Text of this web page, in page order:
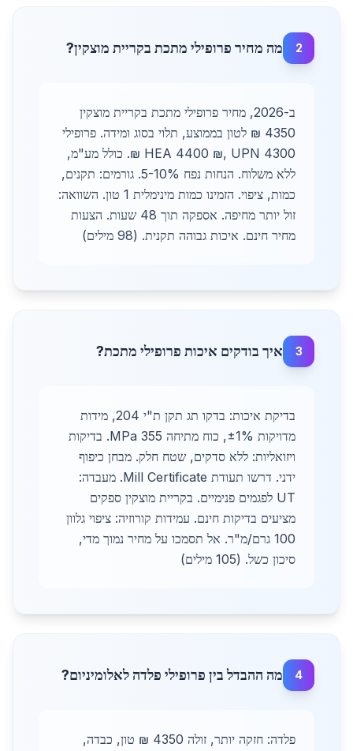
2 מה מחיר פרופילי מתכת בקריית מוצקין?
ב-2026, מחיר פרופילי מתכת בקריית מוצקין
4350 ₪ לטון בממוצע, תלוי בסוג ומידה. פרופילי
HEA 4400 ₪, UPN 4300 ₪. כולל מע"מ,
ללא משלוח. הנחות נפח 5-10%. גורמים: תקנים,
כמות, ציפוי. הזמינו כמות מינימלית 1 טון. השוואה:
זול יותר מחיפה. אספקה תוך 48 שעות. הצעות
מחיר חינם. איכות גבוהה תקנית. (98 מילים)
3 איך בודקים איכות פרופילי מתכת?
בדיקת איכות: בדקו תג תקן ת"י 204, מידות
מדויקות ±1%, כוח מתיחה 355 MPa. בדיקות
ויזואליות: ללא סדקים, שטח חלק. מבחן כיפוף
ידני. דרשו תעודת Mill Certificate. מעבדה:
UT לפגמים פנימיים. בקריית מוצקין ספקים
מציעים בדיקות חינם. עמידות קורוזיה: ציפוי גלוון
100 גרם/מ"ר. אל תסמכו על מחיר נמוך מדי,
סיכון כשל. (105 מילים)
4 מה ההבדל בין פרופילי פלדה לאלומיניום?
פלדה: חזקה יותר, זולה 4350 ₪ טון, כבדה,